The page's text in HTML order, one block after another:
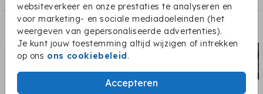
websiteverkeer en onze prestaties te analyseren en
voor marketing- en sociale mediadoeleinden (het
weergeven van gepersonaliseerde advertenties).
Je kunt jouw toestemming altijd wijzigen of intrekken
op ons ons cookiebeleid.
Accepteren
Dit vind je misschien ook leuk:
dubbel raambord